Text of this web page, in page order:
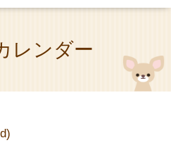
レンダー